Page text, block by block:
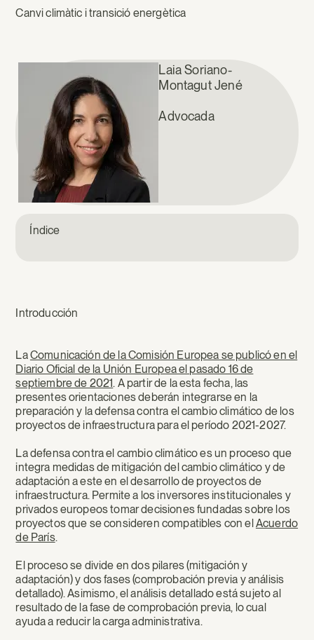
Canvi climàtic i transició energètica
Introducción
LaComunicación de la Comisión Europea se publicó en el
Diario Oficial de la Unión Europea el pasado 16 de
septiembre de 2021. A partir de la esta fecha, las
presentes orientaciones deberán integrarse en la
preparación y la defensa contra el cambio climático de los
proyectos de infraestructura para el período 2021-2027.
La defensa contra el cambio climático es un proceso que
integra medidas de mitigación del cambio climático y de
adaptación a este en el desarrollo de proyectos de
infraestructura. Permite a los inversores institucionales y
privados europeos tomar decisiones fundadas sobre los
proyectos que se consideren compatibles con elAcuerdo
de París.
El proceso se divide en dos pilares (mitigación y
adaptación) y dos fases (comprobación previa y análisis
detallado). Asimismo, el análisis detallado está sujeto al
resultado de la fase de comprobación previa, lo cual
ayuda a reducir la carga administrativa.
Laia Soriano-
Montagut Jené
Advocada
Índice